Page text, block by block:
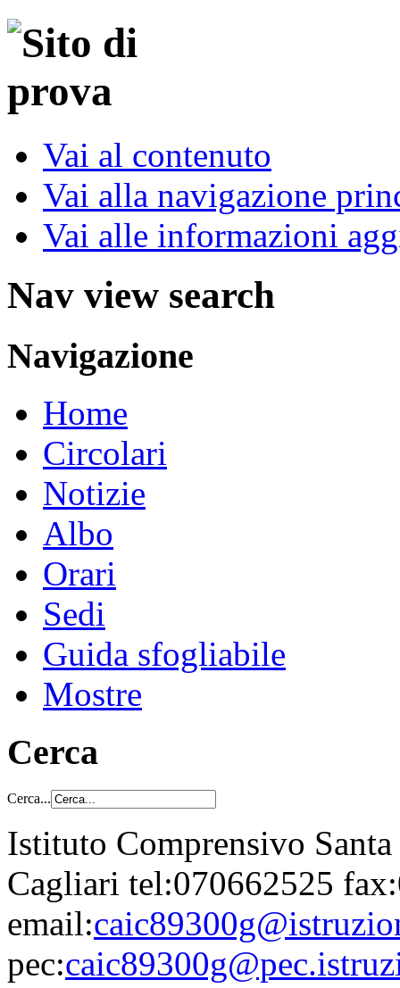
Vai al contenuto
Vai alla navigazione
Vai alle informazioni
Nav view search
Navigazione
Home
Circolari
Notizie
Albo
Orari
Sedi
Guida sfogliabile
Mostre
Cerca
Cerca...
Istituto Comprensivo
Cagliari tel:070662525
email:
pec: